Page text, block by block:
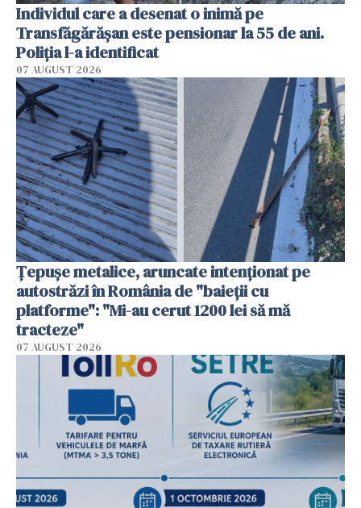
Individul care a desenat o inimă pe
Transfăgărășan este pensionar la 55 de ani.
Poliția l-a identificat
07 AUGUST 2026
Țepușe metalice, aruncate intenționat pe
autostrăzi în România de "baieții cu
platforme": "Mi-au cerut 1200 lei să mă
tracteze"
07 AUGUST 2026